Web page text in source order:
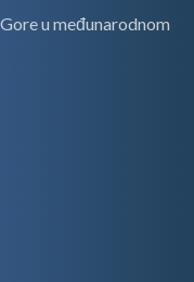
u međunarodnom